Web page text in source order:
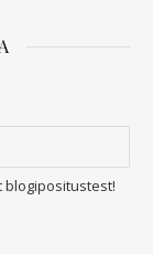
blogipositustest!